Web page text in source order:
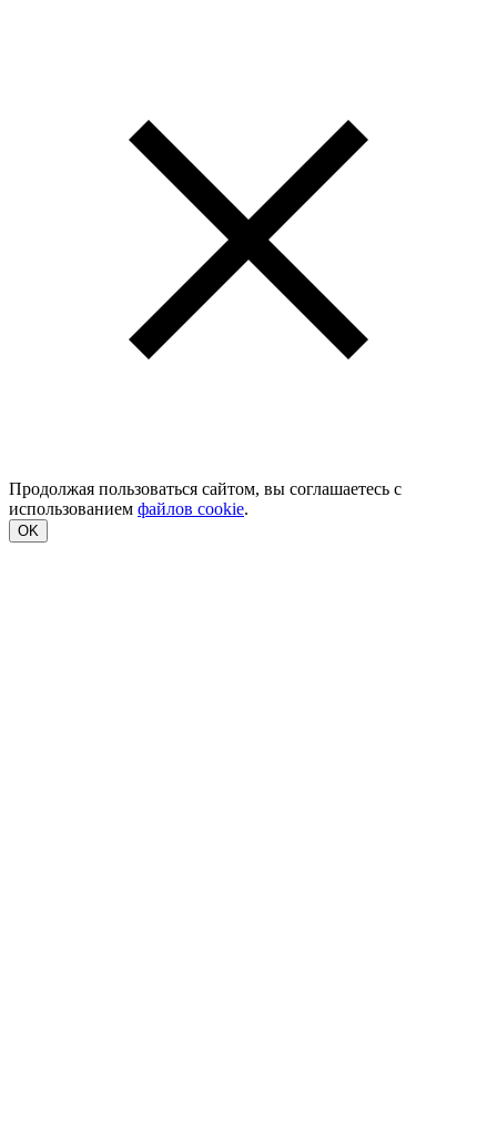
Продолжая пользоваться сайтом, вы соглашаетесь с
использованием файлов cookie.
OK